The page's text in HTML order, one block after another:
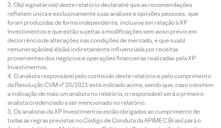
O(s) signatário(s) deste relatório declara(m) que as recomendações
refletem única e exclusivamente suas análises e opiniões pessoais, que
foram produzidas de forma independente, inclusive em relação à XP
Investimentos e que estão sujeitas a modificações sem aviso prévio em
decorrência de alterações nas condições de mercado, e que sua(s)
remuneração(es) é(são) indiretamente influenciada por receitas
provenientes dos negócios e operações financeiras realizadas pela XP
Investimentos.
O analista responsável pelo conteúdo deste relatório e pelo cumprimento
da Resolução CVM nº 20/2021 está indicado acima, sendo que, caso constem
a indicação de mais um analista no relatório, o responsável será o primeiro
analista credenciado a ser mencionado no relatório.
Os analistas da XP Investimentos estão obrigados ao cumprimento de
todas as regras previstas no Código de Conduta da APIMEC Brasil para o